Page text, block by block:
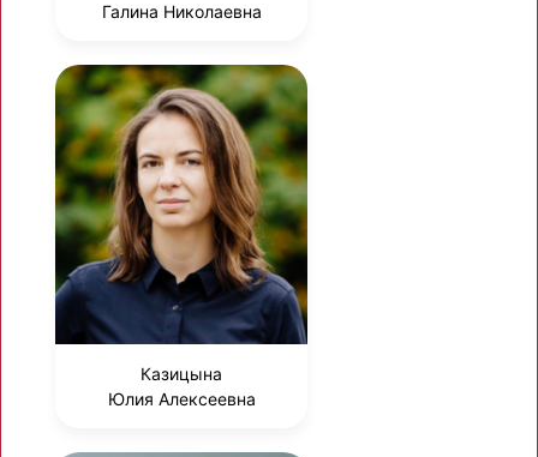
Галина Николаевна
Казицына
Юлия Алексеевна